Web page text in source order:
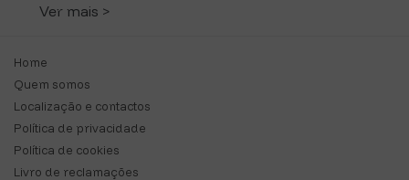
Ver mais >
Home
Quem somos
Localização e contactos
Política de privacidade
Política de cookies
Livro de reclamações